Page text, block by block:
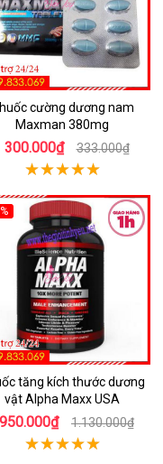
cường dương nam
Maxman 380mg
300.000₫ 333.000₫
tăng kích thước dương
vật Alpha Maxx USA
950.000₫ 1.130.000₫